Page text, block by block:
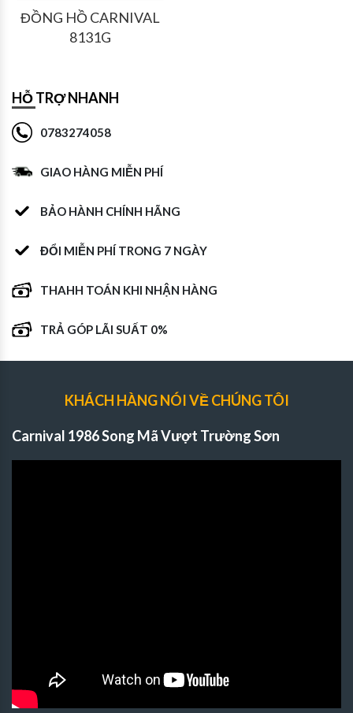
ĐỒNG HỒ CARNIVAL
8131G
HỖ TRỢ NHANH
0783274058
GIAO HÀNG MIỄN PHÍ
BẢO HÀNH CHÍNH HÃNG
ĐỔI MIỄN PHÍ TRONG 7 NGÀY
THAHH TOÁN KHI NHẬN HÀNG
TRẢ GÓP LÃI SUẤT 0%
KHÁCH HÀNG NÓI VỀ CHÚNG TÔI
Carnival 1986 Song Mã Vượt Trường Sơn